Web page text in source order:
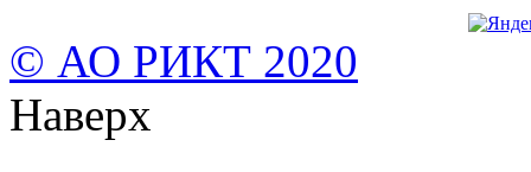
© АО РИКТ 2020
Наверх